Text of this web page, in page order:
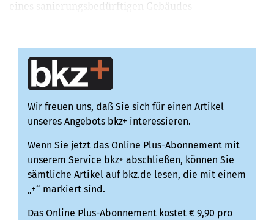
eines sanierungsbedürftigen Gebäudes
Wir freuen uns, daß Sie sich für einen Artikel
unseres Angebots bkz+ interessieren.
Wenn Sie jetzt das Online Plus-Abonnement mit
unserem Service bkz+ abschließen, können Sie
sämtliche Artikel auf bkz.de lesen, die mit einem
„+“ markiert sind.
Das Online Plus-Abonnement kostet € 9,90 pro